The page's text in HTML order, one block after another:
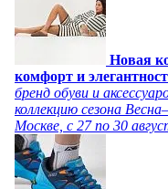
Новая
комфорт и
бренд обуви и
коллекцию сезона
Москве, с 27 по 30